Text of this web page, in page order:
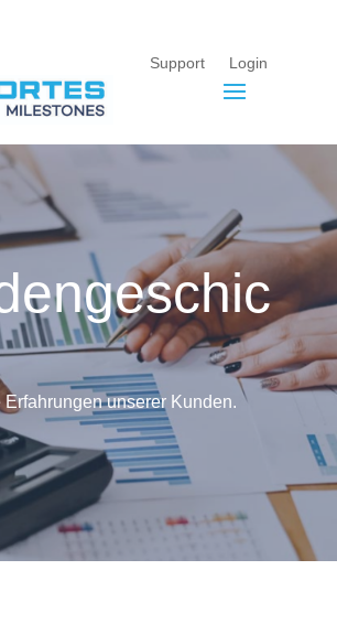
Support Login
Erfahrungen unserer Kunden.